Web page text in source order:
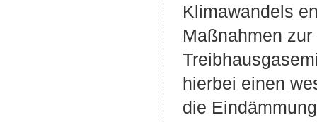
Klimawandels
Maßnahmen
hierbei einen
die